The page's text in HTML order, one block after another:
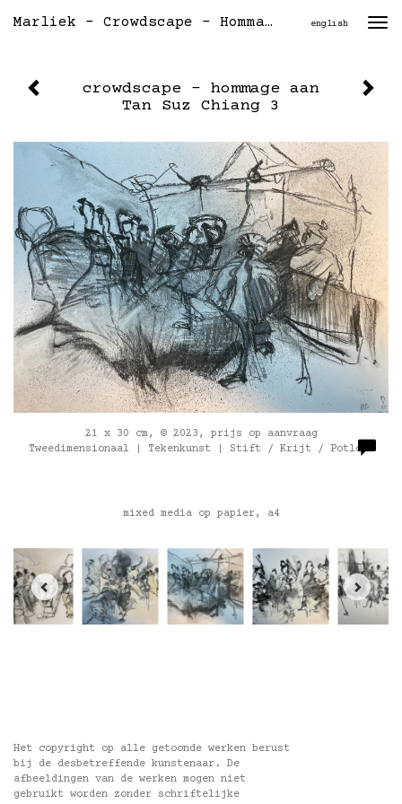
Marliek - Crowdscape - Hommage Aan Tan Suz Chiang 3 english
crowdscape - hommage aan
Tan Suz Chiang 3
21 x 30 cm, © 2023, prijs op aanvraag
Tweedimensionaal | Tekenkunst | Stift / Krijt / Potlood
mixed media op papier, a4
Het copyright op alle getoonde werken berust
bij de desbetreffende kunstenaar. De
afbeeldingen van de werken mogen niet
gebruikt worden zonder schriftelijke